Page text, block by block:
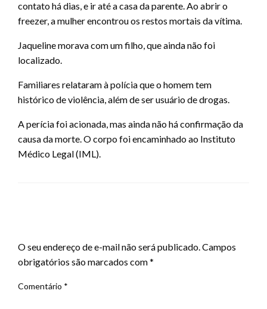
contato há dias, e ir até a casa da parente. Ao abrir o
freezer, a mulher encontrou os restos mortais da vítima.
Jaqueline morava com um filho, que ainda não foi
localizado.
Familiares relataram à polícia que o homem tem
histórico de violência, além de ser usuário de drogas.
A perícia foi acionada, mas ainda não há confirmação da
causa da morte. O corpo foi encaminhado ao Instituto
Médico Legal (IML).
O seu endereço de e-mail não será publicado.Campos
obrigatórios são marcados com*
Comentário *